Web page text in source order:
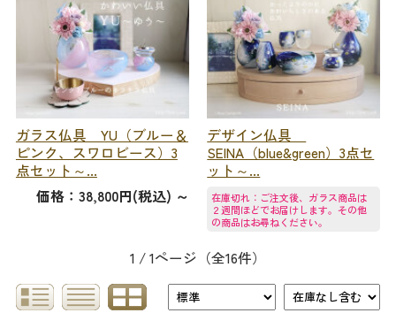
ガラス仏具 YU（ブルー＆
ピンク、スワロビース）3
点セット～...
価格：38,800円(税込) ～
デザイン仏具
SEINA（blue&green）3点セ
ット～...
在庫切れ：ご注文後、ガラス商品は
２週間ほどでお届けします。その他
の商品はお尋ねください。
1 / 1ページ （全16件）